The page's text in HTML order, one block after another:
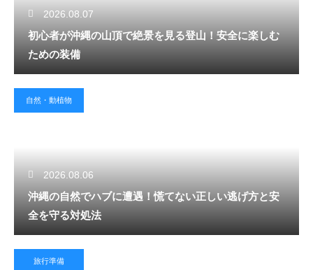
2026.08.07
初心者が沖縄の山頂で絶景を見る登山！安全に楽しむ
ための装備
自然・動植物
2026.08.06
沖縄の自然でハブに遭遇！慌てない正しい逃げ方と安
全を守る対処法
旅行準備